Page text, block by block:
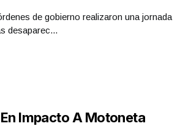
de gobierno realizaron una jornada
desaparec...
Impacto A Motoneta